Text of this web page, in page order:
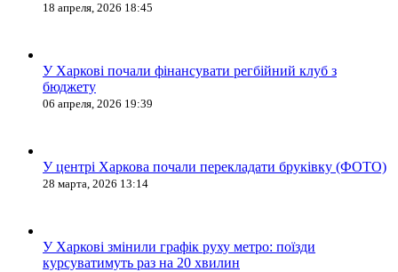
18 апреля, 2026 18:45
У Харкові почали фінансувати регбійний клуб з
бюджету
06 апреля, 2026 19:39
У центрі Харкова почали перекладати бруківку (ФОТО)
28 марта, 2026 13:14
У Харкові змінили графік руху метро: поїзди
курсуватимуть раз на 20 хвилин